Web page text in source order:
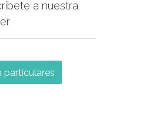
a nuestra
particulares